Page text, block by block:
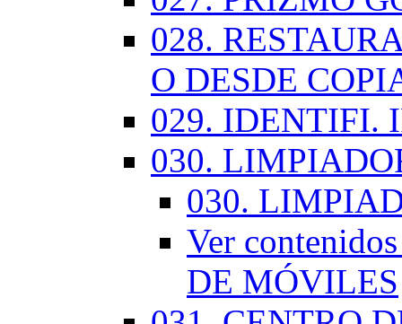
028.
O DESDE
029. IDENTIFI.
030.
030.
Ver
DE MÓVILES